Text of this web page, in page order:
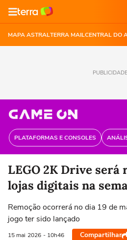
MAPA ASTRALTERRA MAILCENTRAL DO
PUBLICIDADE
PLATAFORMAS E CONSOLES
LEGO 2K Drive será
lojas digitais na
Remoção ocorrerá no dia 19 de
jogo ter sido lançado
15 mai 2026 - 10h46 Compartilhar